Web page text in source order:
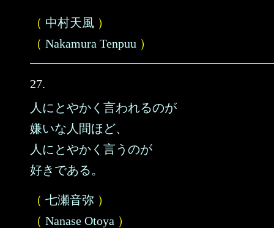
（ 中村天風 ）
（ Nakamura Tenpuu ）
27.
人にとやかく言われるのが
嫌いな人間ほど、
人にとやかく言うのが
好きである。
（ 七瀬音弥 ）
（ Nanase Otoya ）